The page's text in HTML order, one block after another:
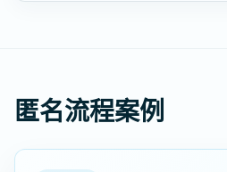
匿名流程案例